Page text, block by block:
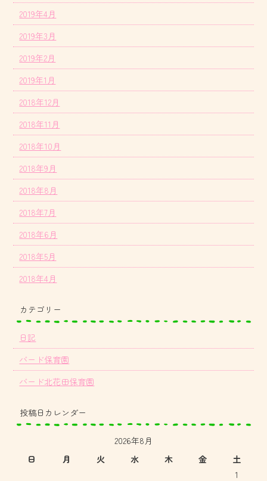
2019年4月
2019年3月
2019年2月
2019年1月
2018年12月
2018年11月
2018年10月
2018年9月
2018年8月
2018年7月
2018年6月
2018年5月
2018年4月
カテゴリー
日記
バード保育園
バード北花田保育園
投稿日カレンダー
2026年8月
日
月 火 水 木 金
土
1